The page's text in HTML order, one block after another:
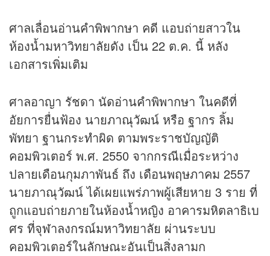
ศาลเลื่อนอ่านคำพิพากษา คดี แอบถ่ายสาวใน
ห้องน้ำมหาวิทยาลัยดัง เป็น 22 ต.ค. นี้ หลัง
เอกสารเพิ่มเติม
ศาลอาญา รัชดา นัดอ่านคำพิพากษา ในคดีที่
อัยการยื่นฟ้อง นายภาณุวัฒน์ หรือ ฐากร ลิ้ม
พัทยา ฐานกระทำผิด ตามพระราชบัญญัติ
คอมพิวเตอร์ พ.ศ. 2550 จากกรณีเมื่อระหว่าง
ปลายเดือนกุมภาพันธ์ ถึง เดือนพฤษภาคม 2557
นายภาณุวัฒน์ ได้เผยแพร่ภาพผู้เสียหาย 3 ราย ที่
ถูกแอบถ่ายภายในห้องน้ำหญิง อาคารมหิตลาธิเบ
ศร ที่จุฬาลงกรณ์มหาวิทยาลัย ผ่านระบบ
คอมพิวเตอร์ในลักษณะอันเป็นสิ่งลามก